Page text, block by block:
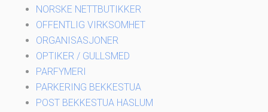
NORSKE NETTBUTIKKER
OFFENTLIG VIRKSOMHET
ORGANISASJONER
OPTIKER / GULLSMED
PARFYMERI
PARKERING BEKKESTUA
POST BEKKESTUA HASLUM